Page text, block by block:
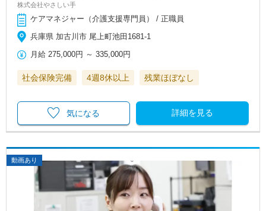
株式会社やさしい手
ケアマネジャー（介護支援専門員） / 正職員
兵庫県 加古川市 尾上町池田1681-1
月給 275,000円 ～335,000円
社会保険完備 4週8休以上 残業ほぼなし
詳細を見る
気になる
動画あり